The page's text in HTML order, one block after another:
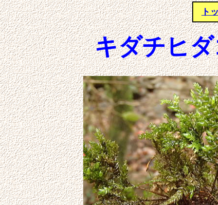
ト
キダチヒ